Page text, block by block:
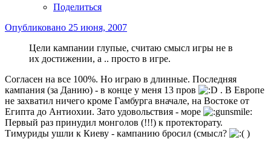
Поделиться
Опубликовано 25 июня, 2007
Цели кампании глупые, считаю смысл игры не в
их достижении, а .. просто в игре.
Согласен на все 100%. Но играю в длинные. Последняя
кампания (за Данию) - в конце у меня 13 пров
. В Европе
не захватил ничего кроме Гамбурга вначале, на Востоке от
Египта до Антиохии. Зато удовольствия - море
Первый раз принудил монголов (!!!) к протекторату.
Тимуриды ушли к Киеву - кампанию бросил (смысл?
)